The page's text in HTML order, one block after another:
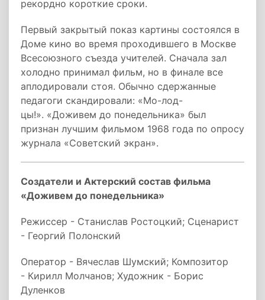
рекордно короткие сроки.
Первый закрытый показ картины состоялся в
Доме кино во время проходившего в Москве
Всесоюзного съезда учителей. Сначала зал
холодно принимал фильм, но в финале все
аплодировали стоя. Обычно сдержанные
педагоги скандировали: «Мо-лод-
цы!». «Доживем до понедельника» был
признан лучшим фильмом 1968 года по опросу
журнала «Советский экран».
Создатели и Актерский состав фильма
«Доживем до понедельника»
Режиссер - Станислав Ростоцкий; Сценарист
- Георгий Полонский
Оператор - Вячеслав Шумский; Композитор
- Кирилл Молчанов; Художник - Борис
Дуленков